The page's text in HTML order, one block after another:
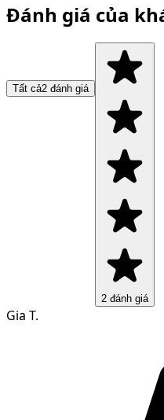
Đánh giá của
Tất cả2 đánh giá
2 đánh giá
Gia T.